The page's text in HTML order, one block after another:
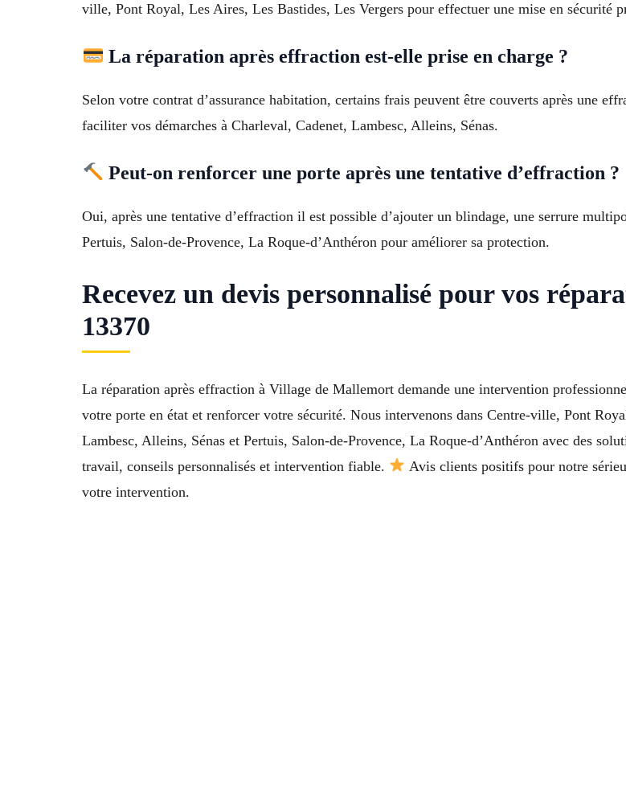
ville, Pont Royal, Les Aires, Les Bastides, Les Vergers pour effectuer une mise en sécurité
La réparation après effraction est-elle prise en charge ?
Selon votre contrat d’assurance habitation, certains frais peuvent être couverts après une
faciliter vos démarches à Charleval, Cadenet, Lambesc, Alleins, Sénas.
Peut-on renforcer une porte après une tentative d’effraction ?
Oui, après une tentative d’effraction il est possible d’ajouter un blindage, une serrure
Pertuis, Salon-de-Provence, La Roque-d’Anthéron pour améliorer sa protection.
Recevez un devis personnalisé pour vos
13370
La réparation après effraction à Village de Mallemort demande une intervention
votre porte en état et renforcer votre sécurité. Nous intervenons dans Centre-ville, Pont
Lambesc, Alleins, Sénas et Pertuis, Salon-de-Provence, La Roque-d’Anthéron avec des
travail, conseils personnalisés et intervention fiable.
Avis clients positifs pour notre
votre intervention.